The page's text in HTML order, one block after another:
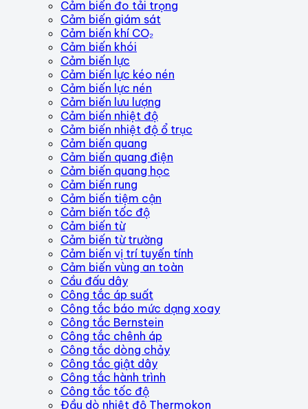
Cảm biến đo tải trọng
Cảm biến giám sát
Cảm biến khí CO₂
Cảm biến khói
Cảm biến lực
Cảm biến lực kéo nén
Cảm biến lực nén
Cảm biến lưu lượng
Cảm biến nhiệt độ
Cảm biến nhiệt độ ổ trục
Cảm biến quang
Cảm biến quang điện
Cảm biến quang học
Cảm biến rung
Cảm biến tiệm cận
Cảm biến tốc độ
Cảm biến từ
Cảm biến từ trường
Cảm biến vị trí tuyến tính
Cảm biến vùng an toàn
Cầu đấu dây
Công tắc áp suất
Công tắc báo mức dạng xoay
Công tắc Bernstein
Công tắc chênh áp
Công tắc dòng chảy
Công tắc giật dây
Công tắc hành trình
Công tắc tốc độ
Đầu dò nhiệt độ Thermokon